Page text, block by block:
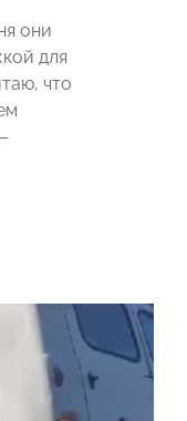
они
для
что